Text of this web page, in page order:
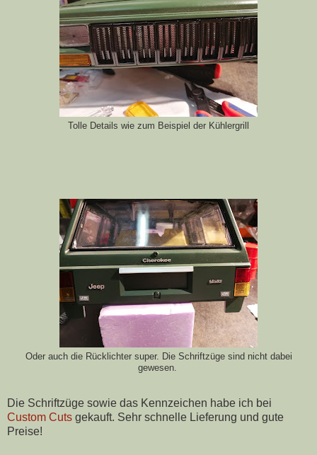
Tolle Details wie zum Beispiel der Kühlergrill
Oder auch die Rücklichter super. Die Schriftzüge sind nicht dabei
gewesen.
Die Schriftzüge sowie das Kennzeichen habe ich bei
Custom Cuts gekauft. Sehr schnelle Lieferung und gute
Preise!